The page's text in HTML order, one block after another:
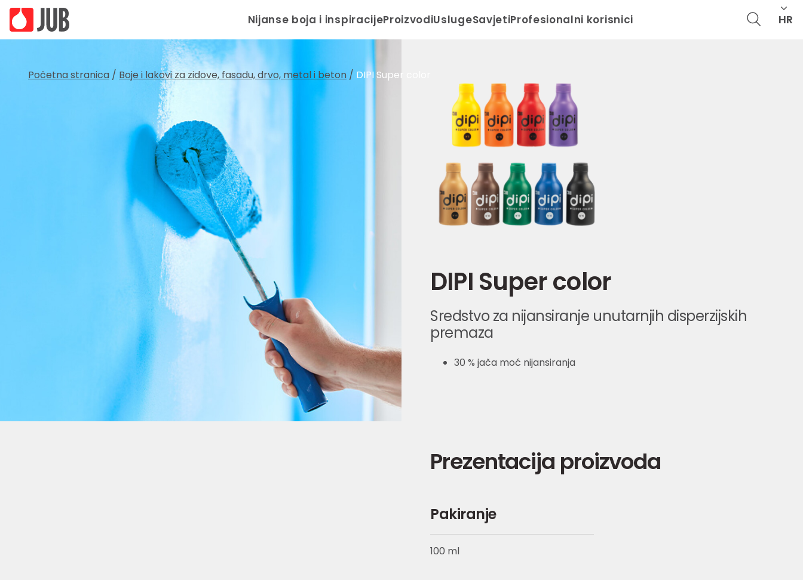
Nijanse boja i inspiracijeProizvodiUslugeSavjetiProfesionalni korisnici HR
Početna stranica / Boje i lakovi za zidove, fasadu, drvo, metal i beton / DIPI Super color
DIPI Super color
Sredstvo za nijansiranje unutarnjih disperzijskih
premaza
30 % jača moć nijansiranja
Prezentacija proizvoda
Pakiranje
100 ml